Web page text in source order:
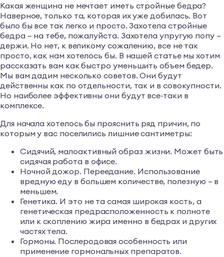
Какая женщина не мечтает иметь стройные бедра?
Наверное, только та, которая их уже добилась. Вот
было бы все так легко и просто. Захотела стройные
бедра – на тебе, пожалуйста. Захотела упругую попу –
держи. Но нет, к великому сожалению, все не так
просто, как нам хотелось бы. В нашей статье мы хотим
рассказать вам как быстро уменьшить объем бедер.
Мы вам дадим несколько советов. Они будут
действенны как по отдельности, так и в совокупности.
Но наиболее эффективны они будут все-таки в
комплексе.
Для начала хотелось бы прояснить ряд причин, по
которым у вас поселились лишние сантиметры:
Сидячий, малоактивный образ жизни. Может быть
сидячая работа в офисе.
Ночной дожор. Переедание. Использование
вредную еду в большем количестве, полезную – в
меньшем.
Генетика. И это не та самая широкая кость, а
генетическая предрасположенность к полноте
или к скоплению жира именно в бедрах и других
частях тела.
Гормоны. Послеродовая особенность или
применение гормональных препаратов.